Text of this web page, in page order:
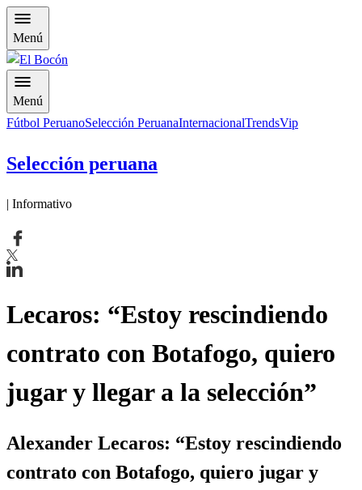
Menú
Menú
Fútbol PeruanoSelección PeruanaInternacionalTrendsVip
Selección peruana
| Informativo
Lecaros: “Estoy rescindiendo
contrato con Botafogo, quiero
jugar y llegar a la selección”
Alexander Lecaros: “Estoy rescindiendo
contrato con Botafogo, quiero jugar y